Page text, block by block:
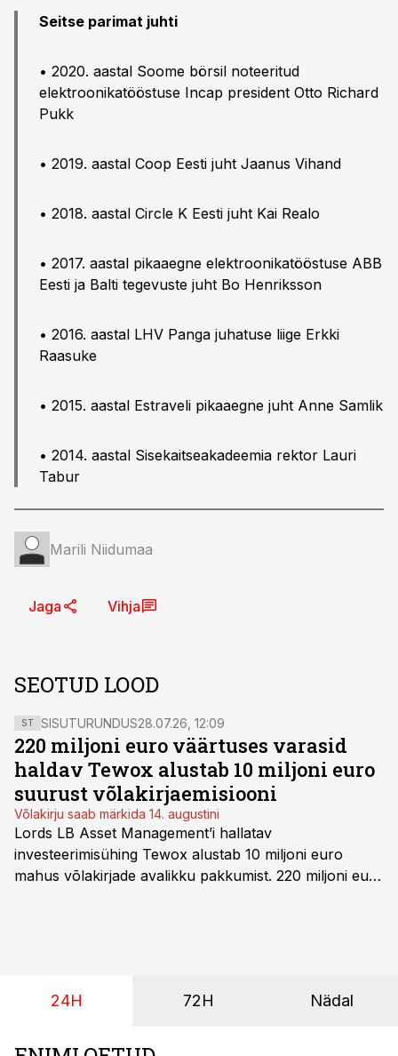
Seitse parimat juhti
• 2020. aastal Soome börsil noteeritud
elektroonikatööstuse Incap president Otto Richard
Pukk
• 2019. aastal Coop Eesti juht Jaanus Vihand
• 2018. aastal Circle K Eesti juht Kai Realo
• 2017. aastal pikaaegne elektroonikatööstuse ABB
Eesti ja Balti tegevuste juht Во Henriksson
• 2016. aastal LHV Panga juhatuse liige Erkki
Raasuke
• 2015. aastal Estraveli pikaaegne juht Anne Samlik
• 2014. aastal Sisekaitseakadeemia rektor Lauri
Tabur
Marili Niidumaa
Jaga Vihja
SEOTUD LOOD
ST SISUTURUNDUS28.07.26, 12:09
220 miljoni euro väärtuses varasid
haldav Tewox alustab 10 miljoni euro
suurust võlakirjaemisiooni
Võlakirju saab märkida 14. augustini
Lords LB Asset Management’i hallatav
investeerimisühing Tewox alustab 10 miljoni euro
mahus võlakirjade avalikku pakkumist. 220 miljoni euro
24H 72H Nädal